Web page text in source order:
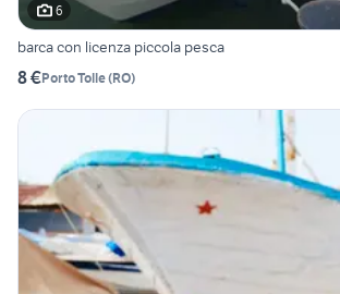
6
barca con licenza piccola pesca
8 €Porto Tolle(RO)